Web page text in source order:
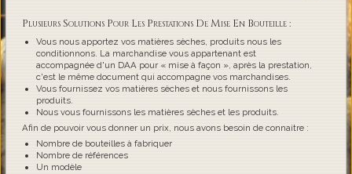
Plusieurs Solutions Pour Les Prestations De Mise En Bouteille :
Vous nous apportez vos matières sèches, produits nous les
conditionnons. La marchandise vous appartenant est
accompagnée d'un DAA pour « mise à façon », après la prestation,
c'est le même document qui accompagne vos marchandises.
Vous fournissez vos matières sèches et nous fournissons les
produits.
Nous vous fournissons les matières sèches et les produits.
Afin de pouvoir vous donner un prix, nous avons besoin de connaitre :
Nombre de bouteilles à fabriquer
Nombre de références
Un modèle